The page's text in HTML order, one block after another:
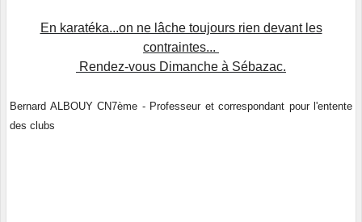
En karatéka...on ne lâche toujours rien devant les
contraintes...
Rendez-vous Dimanche à Sébazac.
Bernard ALBOUY CN7ème - Professeur et correspondant pour l'entente
des clubs